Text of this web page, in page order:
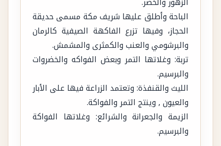
الباحة وأطلق عليها شريف مكة مسمى حديقة
الحجاز، وفيها تزرع الفاكهة الصيفية كالرمان
والبرشومي والعنب والكمثرى والمشمش.
تربة: وغلاتها التمر وبعض الفواكه والخضروات
والبرسيم.
الليث والقنفذة: وتعتمد الزراعة فيها على الأبار
والعيون , وينتج التمر والفواكة.
الزيمة والجعرانة والشرائع: وغلاتها الفواكة
والبرسيم.